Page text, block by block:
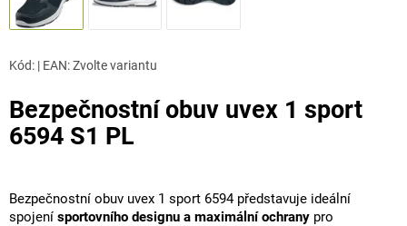
Bezpečnostní obuv uvex 1 sport
6594 S1 PL
Kód: | EAN:Zvolte variantu
Bezpečnostní obuv uvex 1 sport 6594 představuje ideální
spojení sportovního designu a maximální ochrany pro